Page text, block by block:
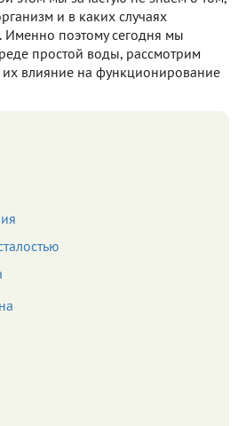
и в каких случаях
Именно поэтому сегодня мы
простой воды, рассмотрим
влияние на функционирование